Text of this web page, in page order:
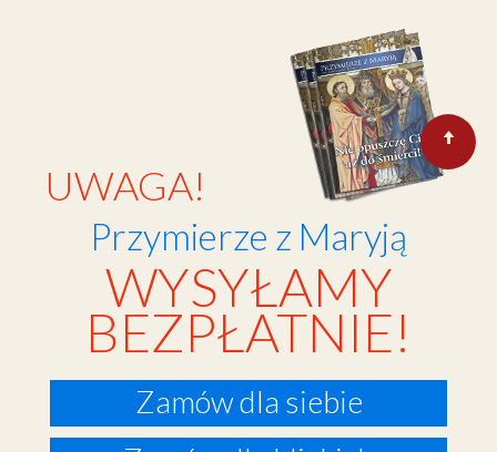
UWAGA!
Przymierze z Maryją
WYSYŁAMY
BEZPŁATNIE!
Zamów dla siebie